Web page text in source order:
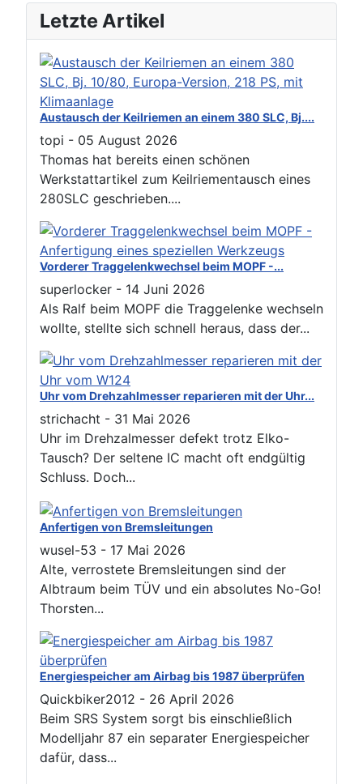
Letzte Artikel
Austausch der Keilriemen an einem 380 SLC, Bj....
topi - 05 August 2026
Thomas hat bereits einen schönen
Werkstattartikel zum Keilriementausch eines
280SLC geschrieben....
Vorderer Traggelenkwechsel beim MOPF -...
superlocker - 14 Juni 2026
Als Ralf beim MOPF die Traggelenke wechseln
wollte, stellte sich schnell heraus, dass der...
Uhr vom Drehzahlmesser reparieren mit der Uhr...
strichacht - 31 Mai 2026
Uhr im Drehzalmesser defekt trotz Elko-
Tausch? Der seltene IC macht oft endgültig
Schluss. Doch...
Anfertigen von Bremsleitungen
wusel-53 - 17 Mai 2026
Alte, verrostete Bremsleitungen sind der
Albtraum beim TÜV und ein absolutes No-Go!
Thorsten...
Energiespeicher am Airbag bis 1987 überprüfen
Quickbiker2012 - 26 April 2026
Beim SRS System sorgt bis einschließlich
Modelljahr 87 ein separater Energiespeicher
dafür, dass...